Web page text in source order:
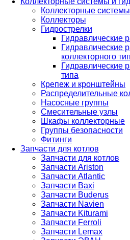
Коллекторные
Коллекторы
Гидрострелки
Гидравлические
Гидравлические
коллекторного
Гидравлические
типа
Крепеж и кронштейны
Распределительные
Насосные группы
Смесительные узлы
Шкафы коллекторные
Группы безопасности
Фитинги
Запчасти для котлов
Запчасти для котлов
Запчасти Ariston
Запчасти Atlantic
Запчасти Baxi
Запчасти Buderus
Запчасти Navien
Запчасти Kiturami
Запчасти Ferroli
Запчасти Lemax